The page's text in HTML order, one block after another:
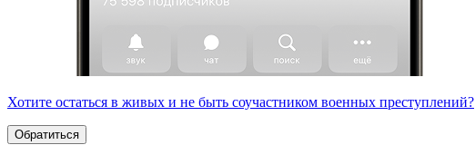
Хотите остаться в живых и не быть соучастником военных преступлений?
Обратиться